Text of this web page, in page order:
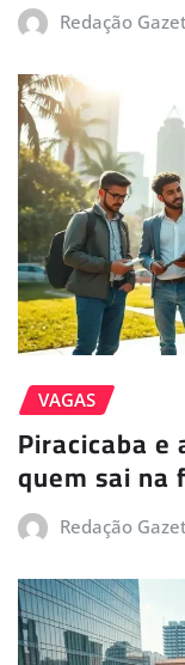
Redação
VAGAS
Piracicaba e
quem sai na
Redação